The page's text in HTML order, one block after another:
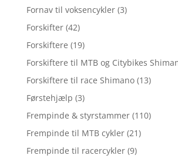
Fornav til voksencykler (3)
Forskifter (42)
Forskiftere (19)
Forskiftere til MTB og Citybikes
Forskiftere til race Shimano (13)
Førstehjælp (3)
Frempinde & styrstammer (110)
Frempinde til MTB cykler (21)
Frempinde til racercykler (9)